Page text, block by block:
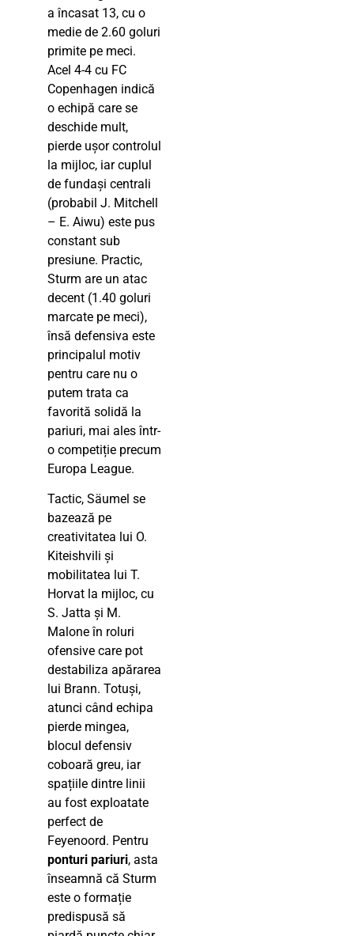
a încasat 13, cu o
medie de 2.60 goluri
primite pe meci.
Acel 4-4 cu FC
Copenhagen indică
o echipă care se
deschide mult,
pierde ușor controlul
la mijloc, iar cuplul
de fundași centrali
(probabil J. Mitchell
– E. Aiwu) este pus
constant sub
presiune. Practic,
Sturm are un atac
decent (1.40 goluri
marcate pe meci),
însă defensiva este
principalul motiv
pentru care nu o
putem trata ca
favorită solidă la
pariuri, mai ales într-
o competiție precum
Europa League.
Tactic, Säumel se
bazează pe
creativitatea lui O.
Kiteishvili și
mobilitatea lui T.
Horvat la mijloc, cu
S. Jatta și M.
Malone în roluri
ofensive care pot
destabiliza apărarea
lui Brann. Totuși,
atunci când echipa
pierde mingea,
blocul defensiv
coboară greu, iar
spațiile dintre linii
au fost exploatate
perfect de
Feyenoord. Pentru
ponturi pariuri, asta
înseamnă că Sturm
este o formație
predispusă să